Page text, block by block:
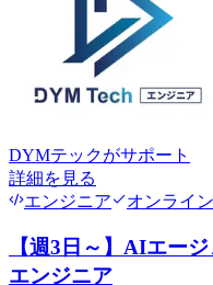
DYMテックがサポート
詳細を見る
エンジニア
オンライ
【週3日～】AIエー
エンジニア